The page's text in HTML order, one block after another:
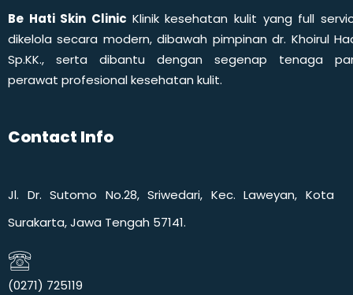
Be Hati Skin Clinic Klinik kesehatan kulit yang full
dikelola secara modern, dibawah pimpinan dr. Khoirul
Sp.KK., serta dibantu dengan segenap tenaga
perawat profesional kesehatan kulit.
Contact Info
Jl. Dr. Sutomo No.28, Sriwedari, Kec. Laweyan, Kota
Surakarta, Jawa Tengah 57141.
(0271) 725119​